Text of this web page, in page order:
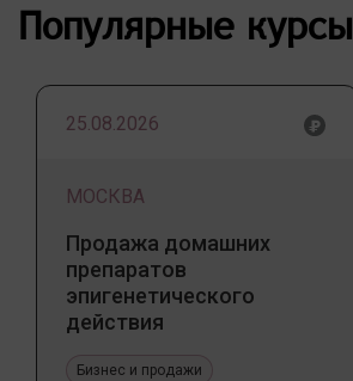
Популярные курсы
25.08.2026
МОСКВА
Продажа домашних
препаратов
эпигенетического
действия
Бизнес и продажи